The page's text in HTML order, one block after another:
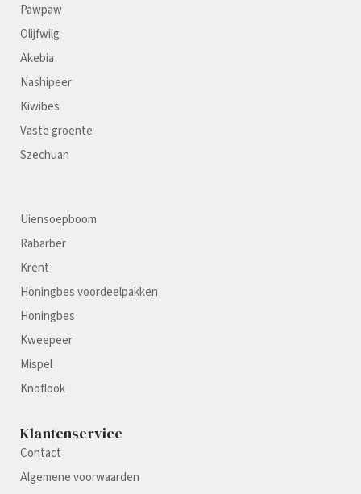
Pawpaw
Olijfwilg
Akebia
Nashipeer
Kiwibes
Vaste groente
Szechuan
Uiensoepboom
Rabarber
Krent
Honingbes voordeelpakken
Honingbes
Kweepeer
Mispel
Knoflook
Klantenservice
Contact
Algemene voorwaarden